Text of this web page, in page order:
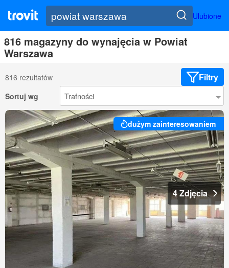
Ulubione
816 magazyny do wynajęcia w Powiat
Warszawa
816 rezultatów Filtry
Sortuj wg
dużym zainteresowaniem
4 Zdjęcia